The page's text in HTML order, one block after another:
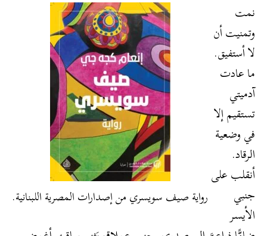
رواية صيف سويسري من إصدارات المصرية اللبنانية.
نمت
وتمنيت أن
لا أستفيق.
ما عادت
آدميتي
تستقيم إلا
في وضعية
الرقاد.
أنقلب على
جنبي
الأيسر